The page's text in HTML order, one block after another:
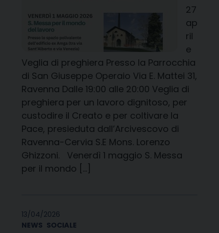
27
ap
ril
e
Veglia di preghiera Presso la Parrocchia
di San Giuseppe Operaio Via E. Mattei 31,
Ravenna Dalle 19:00 alle 20:00 Veglia di
preghiera per un lavoro dignitoso, per
custodire il Creato e per coltivare la
Pace, presieduta dall’Arcivescovo di
Ravenna-Cervia S.E Mons. Lorenzo
Ghizzoni. Venerdì 1 maggio S. Messa
per il mondo […]
13/04/2026
NEWS SOCIALE